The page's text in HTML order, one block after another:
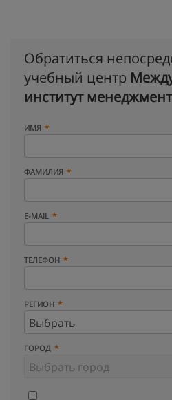
Обратиться
учебный центр
институт
ИМЯ
ФАМИЛИЯ
E-MAIL
ТЕЛЕФОН
РЕГИОН
ГОРОД